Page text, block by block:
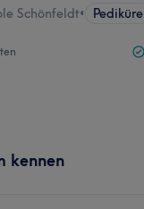
Schönfeldt• Pediküre
kennen